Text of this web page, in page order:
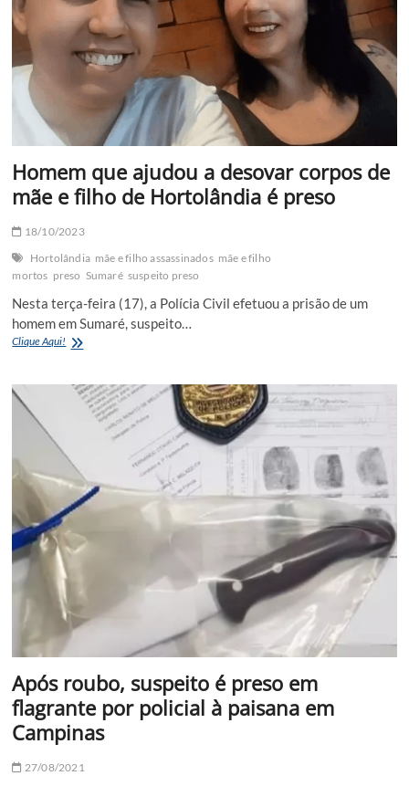
Barão
Geraldo
Homem que ajudou a desovar corpos de
mãe e filho de Hortolândia é preso
18/10/2023
Hortolândia mãe e filho assassinados mãe e filho
mortos preso Sumaré suspeito preso
Nesta terça-feira (17), a Polícia Civil efetuou a prisão de um
homem em Sumaré, suspeito…
Clique Aqui! Homem
desovar
mãe
filho
de
Hortolândia
é
preso
Após roubo, suspeito é preso em
flagrante por policial à paisana em
Campinas
27/08/2021